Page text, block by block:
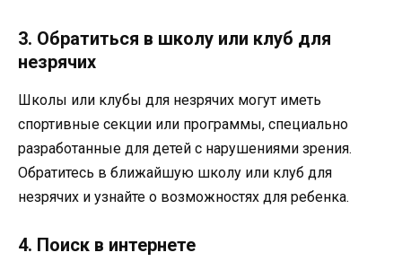
3. Обратиться в школу или клуб для
незрячих
Школы или клубы для незрячих могут иметь
спортивные секции или программы, специально
разработанные для детей с нарушениями зрения.
Обратитесь в ближайшую школу или клуб для
незрячих и узнайте о возможностях для ребенка.
4. Поиск в интернете